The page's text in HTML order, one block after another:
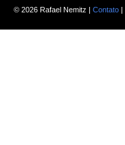
© 2026 Rafael Nemitz | Contato |